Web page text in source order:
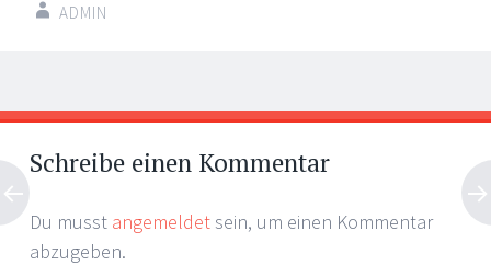
ADMIN
Artikel-
Navigation
←
→
Schreibe einen Kommentar
Du musst angemeldet sein, um einen Kommentar
abzugeben.